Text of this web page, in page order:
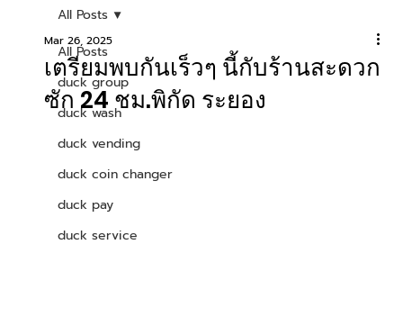
All Posts
duck group
duck wash
duck vending
duck coin changer
duck pay
duck service
All Posts
เตรียมพบกันเร็วๆ นี้กับร้านสะดวก
ซัก 24 ชม.พิกัด ระยอง
Mar 26, 2025